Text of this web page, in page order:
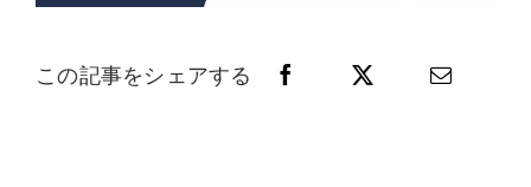
この記事をシェアする